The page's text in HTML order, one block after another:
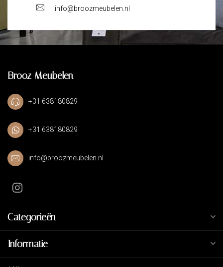
info@broozmeubelen.nl
Brooz Meubelen
+31 638180829
+31 638180829
info@broozmeubelen.nl
Categorieën
Informatie